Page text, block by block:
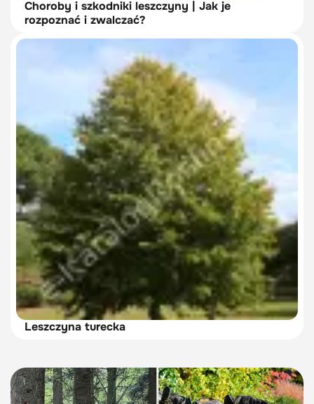
Choroby i szkodniki leszczyny | Jak je
rozpoznać i zwalczać?
Leszczyna turecka